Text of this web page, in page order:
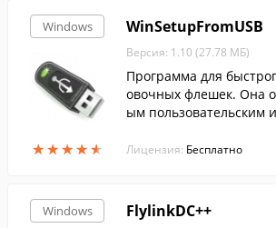
Windows
★★★★★
★★★★★
WinSetupFromUSB
Версия: 1.10 (27.78 МБ)
Программа для
овочных флешек. Она
ым пользовательским
ойками
Лицензия: Бесплатно
Windows FlylinkDC++